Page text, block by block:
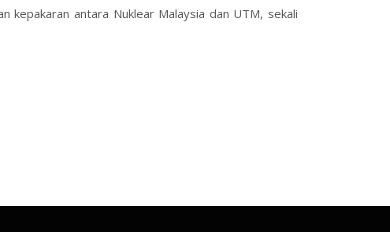
kepakaran antara Nuklear Malaysia dan UTM, sekali